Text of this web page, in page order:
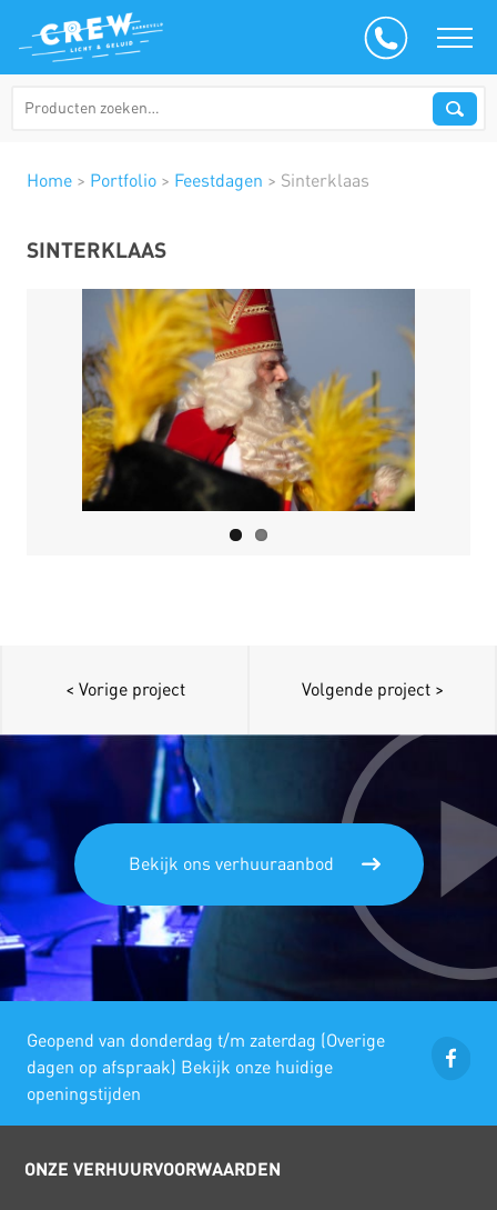
Home > Portfolio > Feestdagen > Sinterklaas
SINTERKLAAS
< Vorige project Volgende project >
Bekijk ons verhuuraanbod
Geopend van donderdag t/m zaterdag (Overige
dagen op afspraak) Bekijk onze huidige
openingstijden
ONZE VERHUURVOORWAARDEN